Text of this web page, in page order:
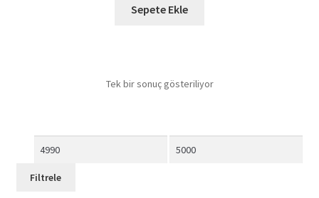
Sepete Ekle
Tek bir sonuç gösteriliyor
En
En
Filtrele